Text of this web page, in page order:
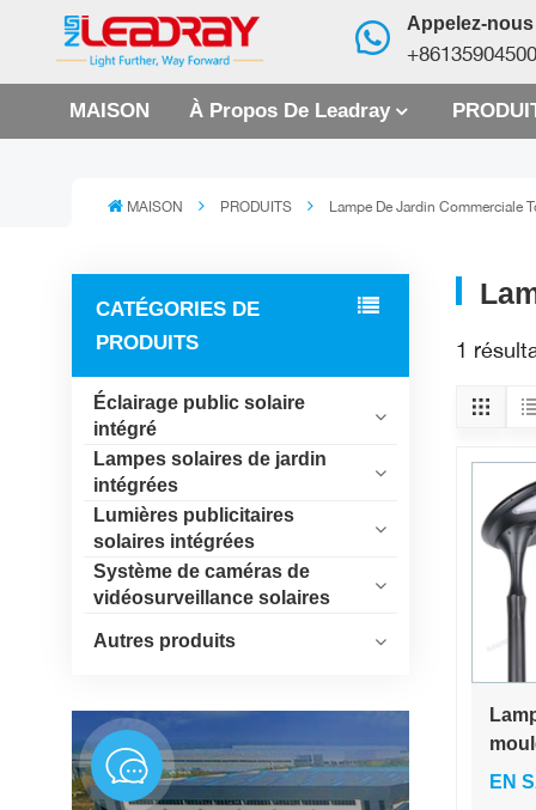
Appelez-nous
MAISON À Propos De Leadray
MAISON PRODUITS Lampe De Jardin Commerciale
CATÉGORIES DE
PRODUITS
Éclairage public solaire
intégré
Lampes solaires de jardin
intégrées
Lumières publicitaires
solaires intégrées
Système de caméras de
vidéosurveillance solaires
Autres produits
1
EN